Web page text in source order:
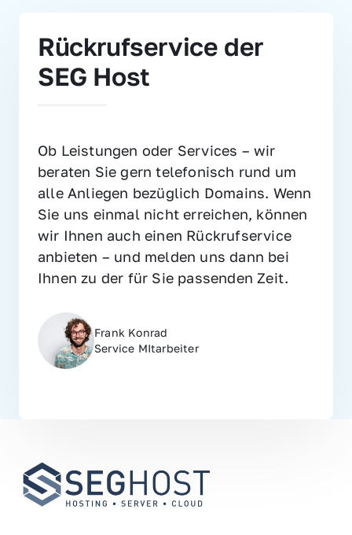
Rückrufservice der
SEG Host
Ob Leistungen oder Services – wir
beraten Sie gern telefonisch rund um
alle Anliegen bezüglich Domains. Wenn
Sie uns einmal nicht erreichen, können
wir Ihnen auch einen Rückrufservice
anbieten – und melden uns dann bei
Ihnen zu der für Sie passenden Zeit.
Frank Konrad
Service MItarbeiter